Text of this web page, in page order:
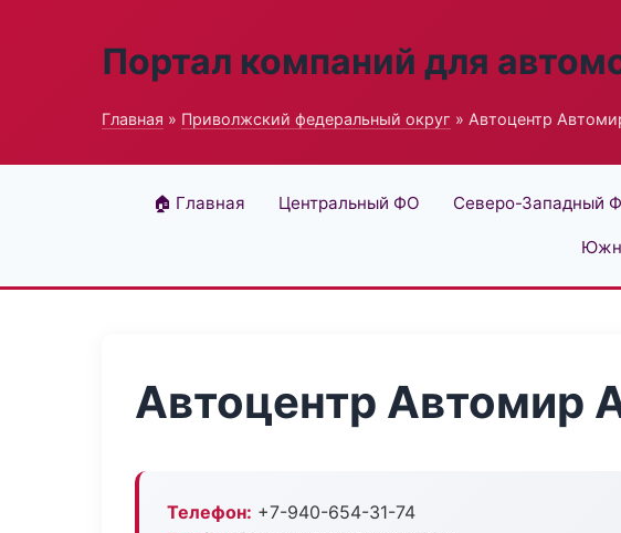
Портал компаний для
Главная » Приволжский федеральный округ » Автоцентр
🏠 Главная Центральный ФО Северо-Западный
Автоцентр Автомир
Телефон: +7-940-654-31-74